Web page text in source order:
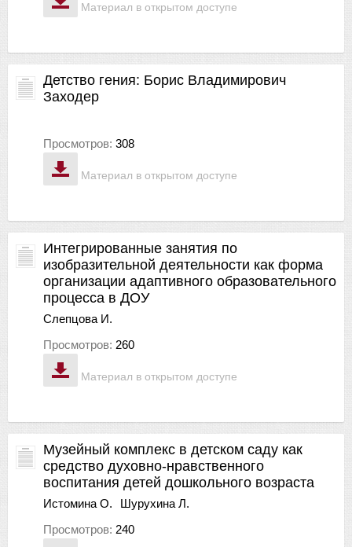
Материал в открытом доступе
Материал в открытом доступе
Детство гения: Борис Владимирович
Заходер
Просмотров: 308
Материал в открытом доступе
Интегрированные занятия по
изобразительной деятельности как форма
организации адаптивного образовательного
процесса в ДОУ
Слепцова И.
Просмотров: 260
Музейный комплекс в детском саду как
средство духовно-нравственного
воспитания детей дошкольного возраста
Истомина О.
Шурухина Л.
Просмотров: 240